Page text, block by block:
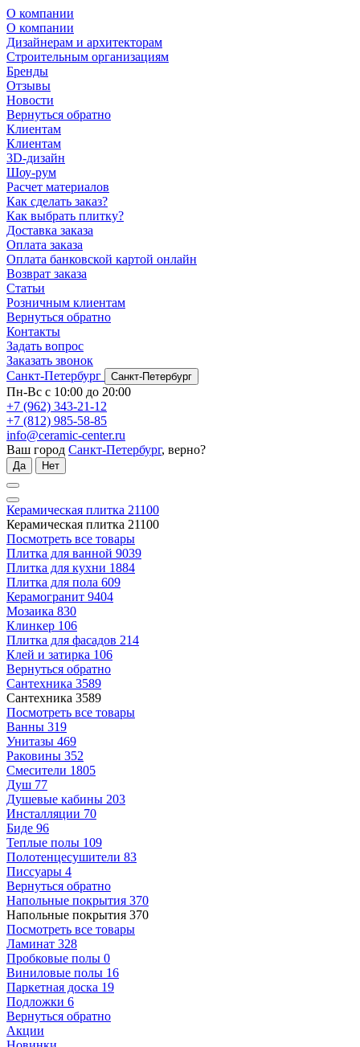
О компании
О компании
Дизайнерам и архитекторам
Строительным организациям
Бренды
Отзывы
Новости
Вернуться обратно
Клиентам
Клиентам
3D-дизайн
Шоу-рум
Расчет материалов
Как сделать заказ?
Как выбрать плитку?
Доставка заказа
Оплата заказа
Оплата банковской картой онлайн
Возврат заказа
Статьи
Розничным клиентам
Вернуться обратно
Контакты
Задать вопрос
Заказать звонок
Санкт-Петербург
Санкт-Петербург
Пн-Вс с 10:00 до 20:00
+7 (962) 343-21-12
+7 (812) 985-58-85
info@ceramic-center.ru
Ваш город Санкт-Петербург, верно?
Да Нет
Керамическая плитка 21100
Керамическая плитка 21100
Посмотреть все товары
Плитка для ванной 9039
Плитка для кухни 1884
Плитка для пола 609
Керамогранит 9404
Мозаика 830
Клинкер 106
Плитка для фасадов 214
Клей и затирка 106
Вернуться обратно
Сантехника 3589
Сантехника 3589
Посмотреть все товары
Ванны 319
Унитазы 469
Раковины 352
Смесители 1805
Душ 77
Душевые кабины 203
Инсталляции 70
Биде 96
Теплые полы 109
Полотенцесушители 83
Писсуары 4
Вернуться обратно
Напольные покрытия 370
Напольные покрытия 370
Посмотреть все товары
Ламинат 328
Пробковые полы 0
Виниловые полы 16
Паркетная доска 19
Подложки 6
Вернуться обратно
Акции